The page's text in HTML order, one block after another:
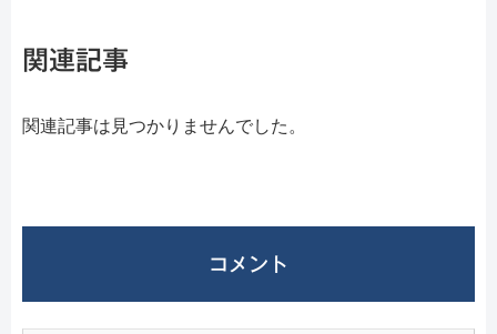
関連記事
関連記事は見つかりませんでした。
コメント